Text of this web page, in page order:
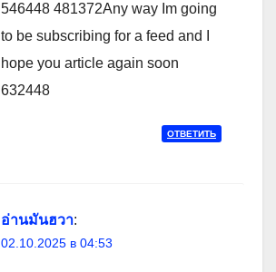
546448 481372Any way Im going
to be subscribing for a feed and I
hope you article again soon
632448
ОТВЕТИТЬ
อ่านมันฮวา:
02.10.2025 в 04:53